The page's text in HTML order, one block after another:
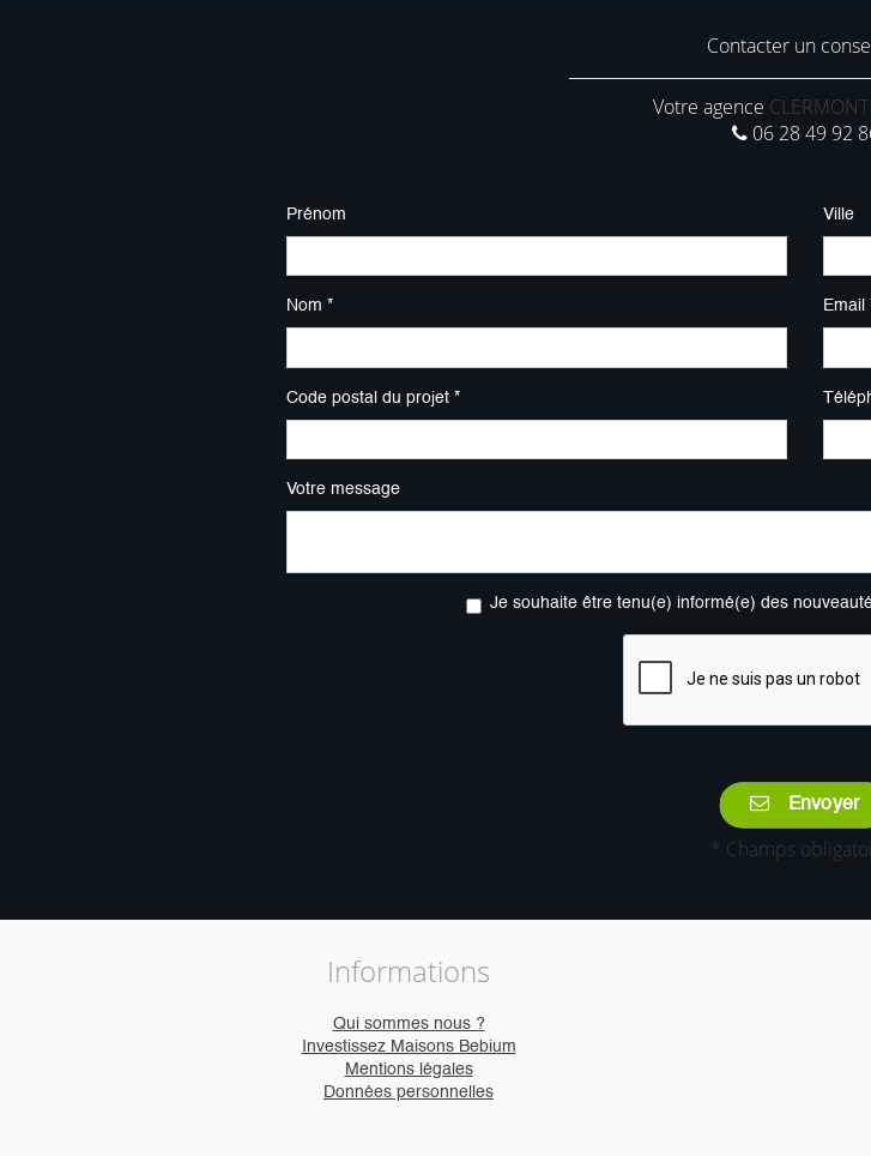
Contacter un
Votre agence
06 28 49 92
Prénom Ville
Nom * Email
Code postal du projet *
Votre message
Je souhaite être tenu(e) informé(e) des
Envoyer
* Champs
Informations
Qui sommes nous ?
Investissez Maisons Bebium
Mentions légales
Données personnelles